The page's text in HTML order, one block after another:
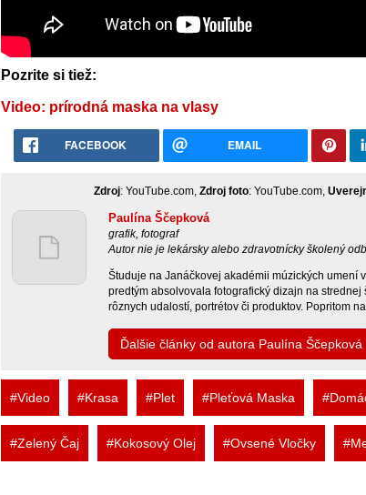
Pozrite si tiež:
Video: prírodná maska na vlasy
FACEBOOK EMAIL
Zdroj: YouTube.com, Zdroj foto: YouTube.com,
Paulína Ščepková
grafik, fotograf
Autor nie je lekársky alebo zdravotnícky školený
Študuje na Janáčkovej akadémii múzických umení
predtým absolvovala fotografický dizajn na
rôznych udalostí, portrétov či produktov. Popritom
Ďalšie články od autora Paulína Ščepková
#Video #Krasa #Plet #Pleťová Maska
#Zelený Čaj #Kokosový Olej #Ovsené Vločky